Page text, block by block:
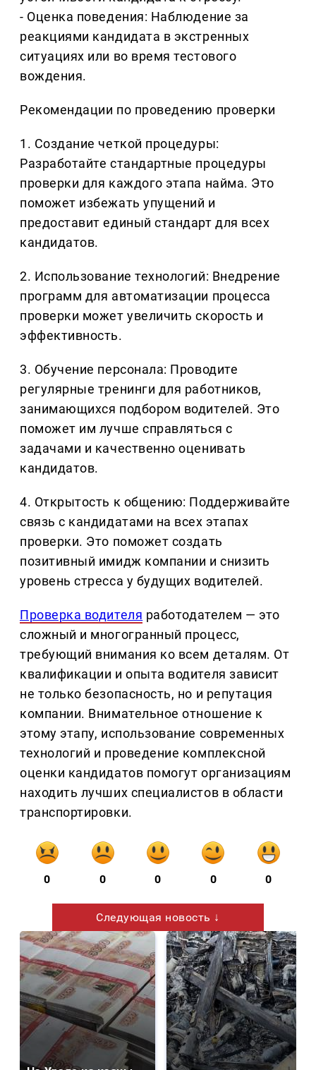
- Оценка поведения: Наблюдение за
реакциями кандидата в экстренных
ситуациях или во время тестового
вождения.
Рекомендации по проведению проверки
1. Создание четкой процедуры:
Разработайте стандартные процедуры
проверки для каждого этапа найма. Это
поможет избежать упущений и
предоставит единый стандарт для всех
кандидатов.
2. Использование технологий: Внедрение
программ для автоматизации процесса
проверки может увеличить скорость и
эффективность.
3. Обучение персонала: Проводите
регулярные тренинги для работников,
занимающихся подбором водителей. Это
поможет им лучше справляться с
задачами и качественно оценивать
кандидатов.
4. Открытость к общению: Поддерживайте
связь с кандидатами на всех этапах
проверки. Это поможет создать
позитивный имидж компании и снизить
уровень стресса у будущих водителей.
Проверка водителя работодателем — это
сложный и многогранный процесс,
требующий внимания ко всем деталям. От
квалификации и опыта водителя зависит
не только безопасность, но и репутация
компании. Внимательное отношение к
этому этапу, использование современных
технологий и проведение комплексной
оценки кандидатов помогут организациям
находить лучших специалистов в области
транспортировки.
0 0 0 0 0
Следующая новость ↓